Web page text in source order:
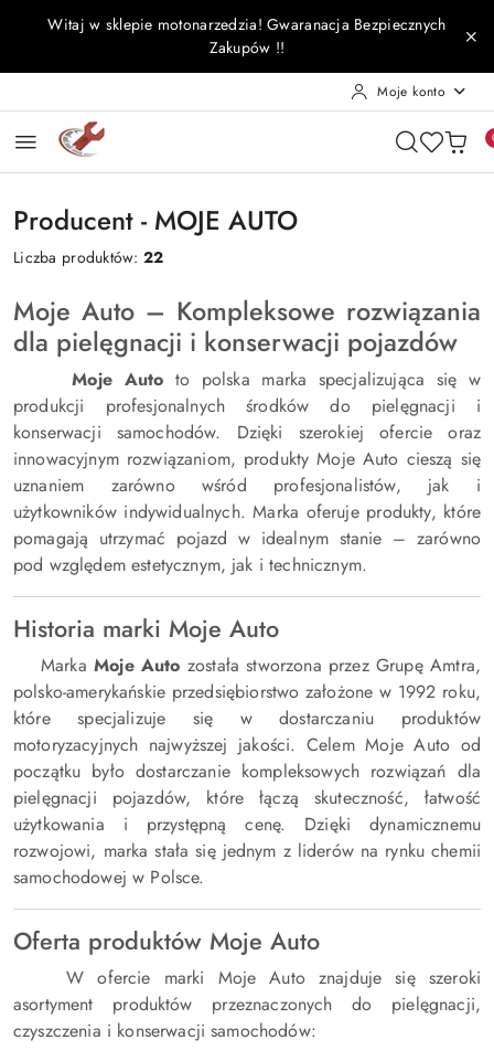
Przejdź do treści głównej
Przejdź do wyszukiwarki
Przejdź do moje konto
Przejdź do menu głównego
Przejdź do stopki
Witaj w sklepie motonarzedzia! Gwaranacja Bezpiecznych
Zakupów !!
Moje konto
Producent - MOJE AUTO
Liczba produktów:22
Moje Auto – Kompleksowe rozwiązania
dla pielęgnacji i konserwacji pojazdów
Moje Auto to polska marka specjalizująca się w
produkcji profesjonalnych środków do pielęgnacji i
konserwacji samochodów. Dzięki szerokiej ofercie oraz
innowacyjnym rozwiązaniom, produkty Moje Auto cieszą się
uznaniem zarówno wśród profesjonalistów, jak i
użytkowników indywidualnych. Marka oferuje produkty, które
pomagają utrzymać pojazd w idealnym stanie – zarówno
pod względem estetycznym, jak i technicznym.
Historia marki Moje Auto
MarkaMoje Auto została stworzona przez Grupę Amtra,
polsko-amerykańskie przedsiębiorstwo założone w 1992 roku,
które specjalizuje się w dostarczaniu produktów
motoryzacyjnych najwyższej jakości. Celem Moje Auto od
początku było dostarczanie kompleksowych rozwiązań dla
pielęgnacji pojazdów, które łączą skuteczność, łatwość
użytkowania i przystępną cenę. Dzięki dynamicznemu
rozwojowi, marka stała się jednym z liderów na rynku chemii
samochodowej w Polsce.
Oferta produktów Moje Auto
W ofercie marki Moje Auto znajduje się szeroki
asortyment produktów przeznaczonych do pielęgnacji,
czyszczenia i konserwacji samochodów: